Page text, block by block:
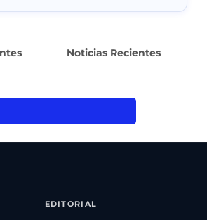
Noticias Recientes
EDITORIAL